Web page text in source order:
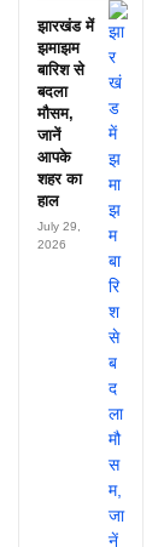
झारखंड में
झमाझम
बारिश से
बदला
मौसम,
जानें
आपके
शहर का
हाल
July 29,
2026